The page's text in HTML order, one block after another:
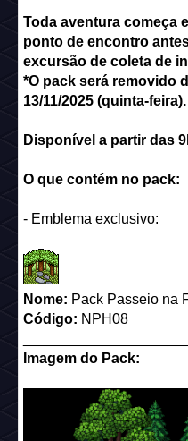
Toda aventura começa
ponto de encontro
excursão de coleta de
*O pack será removido
13/11/2025 (quinta-feira).
Disponível a partir das
O que contém no pack:
- Emblema exclusivo:
Nome: Pack Passeio na
Código: NPH08
Imagem do Pack: